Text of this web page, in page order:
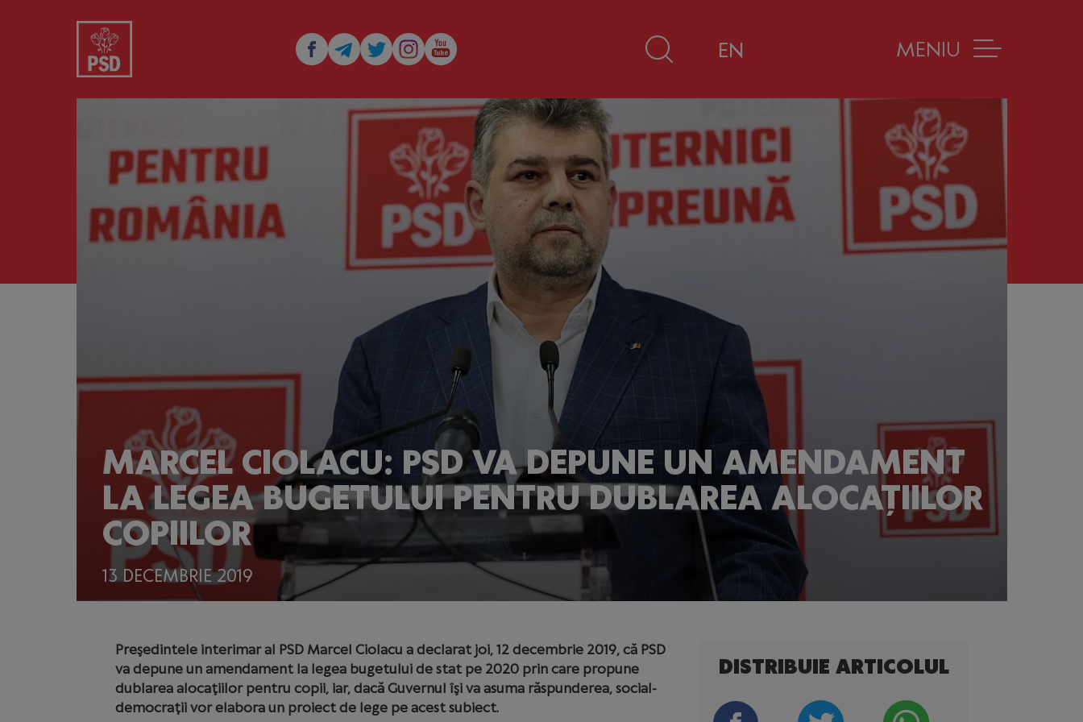
EN MENIU
13 DECEMBRIE 2019
MARCEL CIOLACU: PSD VA DEPUNE UN AMENDAMENT
LA LEGEA BUGETULUI PENTRU DUBLAREA ALOCAȚIILOR
COPIILOR
Preşedintele interimar al PSD Marcel Ciolacu a declarat joi, 12 decembrie 2019, că PSD
va depune un amendament la legea bugetului de stat pe 2020 prin care propune
dublarea alocaţiilor pentru copii, iar, dacă Guvernul îşi va asuma răspunderea, social-
democraţii vor elabora un proiect de lege pe acest subiect.
DISTRIBUIE ARTICOLUL